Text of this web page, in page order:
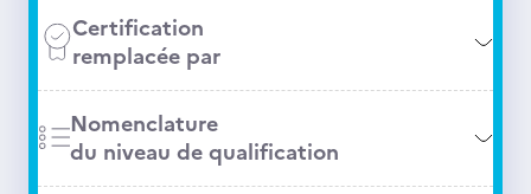
Certification
remplacée par
Nomenclature
du niveau de qualification